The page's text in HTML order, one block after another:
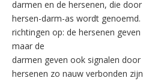
darmen en de hersenen, die
hersen-darm-as wordt
richtingen op: de hersenen
maar de
darmen geven ook signalen
hersenen zo nauw verbonden